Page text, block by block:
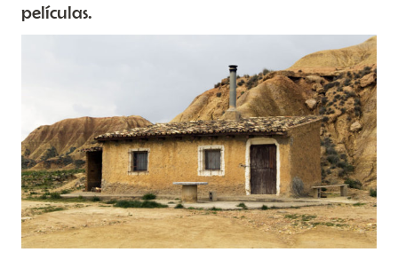
películas.